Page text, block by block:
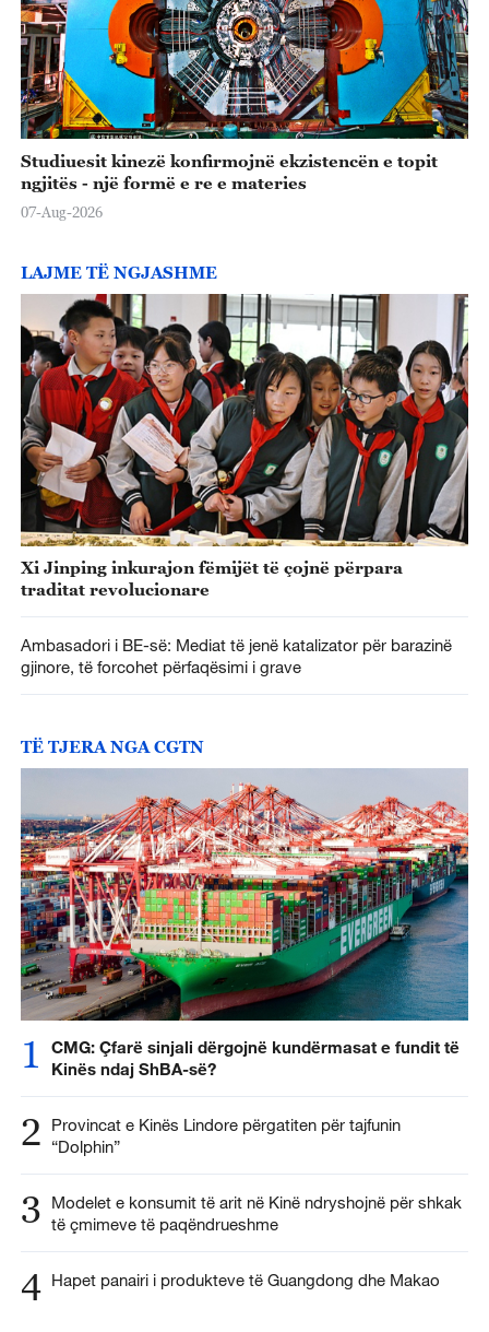
Studiuesit kinezë konfirmojnë ekzistencën e topit
ngjitës - një formë e re e materies
07-Aug-2026
LAJME TË NGJASHME
Xi Jinping inkurajon fëmijët të çojnë përpara
traditat revolucionare
Ambasadori i BE-së: Mediat të jenë katalizator për barazinë
gjinore, të forcohet përfaqësimi i grave
TË TJERA NGA CGTN
1
CMG: Çfarë sinjali dërgojnë kundërmasat e fundit të
Kinës ndaj ShBA-së?
2
Provincat e Kinës Lindore përgatiten për tajfunin
“Dolphin”
3
Modelet e konsumit të arit në Kinë ndryshojnë për shkak
të çmimeve të paqëndrueshme
4 Hapet panairi i produkteve të Guangdong dhe Makao